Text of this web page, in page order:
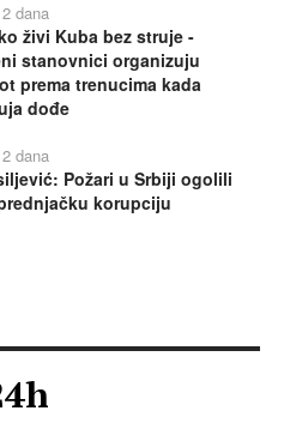
dana
živi Kuba bez struje -
stanovnici organizuju
prema trenucima kada
dođe
dana
Požari u Srbiji ogolili
korupciju